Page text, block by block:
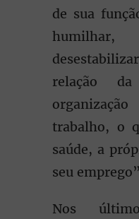
de sua
humilhar,
relação
trabalho, o
saúde, a
seu
Nos